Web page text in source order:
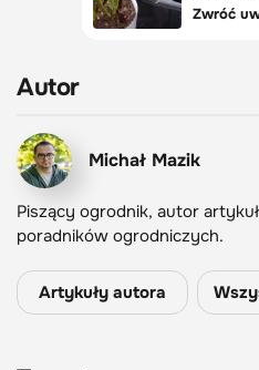
Autor
Michał Mazik
Piszący ogrodnik, autor
poradników ogrodniczych.
Artykuły autora